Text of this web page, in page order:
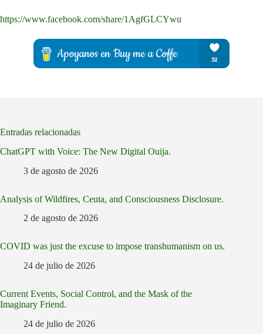
https://www.facebook.com/share/1AgfGLCYwu
Entradas relacionadas
ChatGPT with Voice: The New Digital Ouija.
3 de agosto de 2026
Analysis of Wildfires, Ceuta, and Consciousness Disclosure.
2 de agosto de 2026
COVID was just the excuse to impose transhumanism on us.
24 de julio de 2026
Current Events, Social Control, and the Mask of the
Imaginary Friend.
24 de julio de 2026